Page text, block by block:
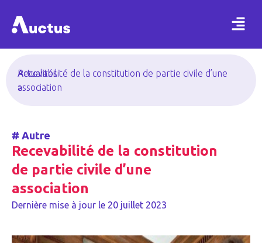
Actualités
>
Recevabilité de la constitution de partie civile d’une
association
# Autre
Recevabilité de la constitution
de partie civile d’une
association
Dernière mise à jour le 20 juillet 2023